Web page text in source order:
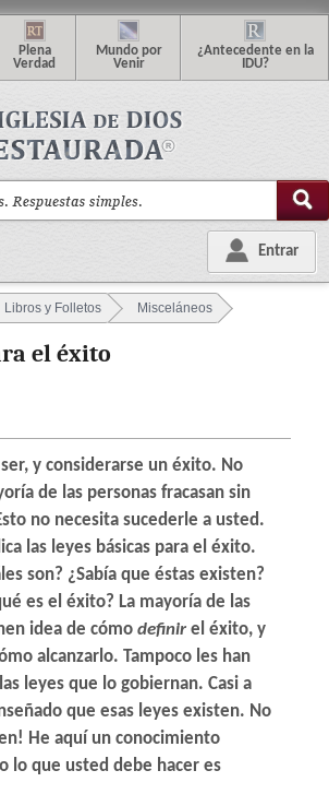
Plena
Verdad
Mundo por
Venir
¿Antecedente en la
IDU?
Entrar
Libros y Folletos Misceláneos
el éxito
y considerarse un éxito. No
de las personas fracasan sin
no necesita sucederle a usted.
las leyes básicas para el éxito.
son? ¿Sabía que éstas existen?
es el éxito? La mayoría de las
idea de cómodefinir el éxito, y
alcanzarlo. Tampoco les han
leyes que lo gobiernan. Casi a
que esas leyes existen. No
He aquí un conocimiento
lo que usted debe hacer es